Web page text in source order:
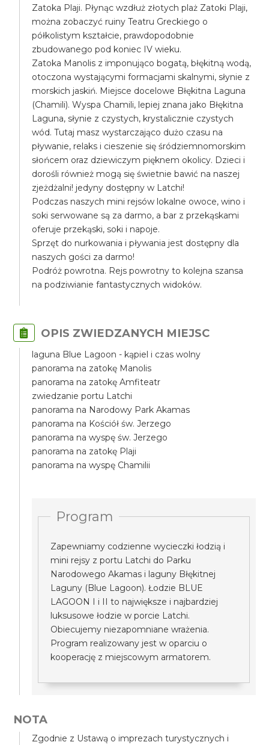
Zatoka Plaji. Płynąc wzdłuż złotych plaż Zatoki Plaji,
można zobaczyć ruiny Teatru Greckiego o
półkolistym kształcie, prawdopodobnie
zbudowanego pod koniec IV wieku.
Zatoka Manolis z imponująco bogatą, błękitną wodą,
otoczona wystającymi formacjami skalnymi, słynie z
morskich jaskiń. Miejsce docelowe Błękitna Laguna
(Chamili). Wyspa Chamili, lepiej znana jako Błękitna
Laguna, słynie z czystych, krystalicznie czystych
wód. Tutaj masz wystarczająco dużo czasu na
pływanie, relaks i cieszenie się śródziemnomorskim
słońcem oraz dziewiczym pięknem okolicy. Dzieci i
dorośli również mogą się świetnie bawić na naszej
zjeżdżalni! jedyny dostępny w Latchi!
Podczas naszych mini rejsów lokalne owoce, wino i
soki serwowane są za darmo, a bar z przekąskami
oferuje przekąski, soki i napoje.
Sprzęt do nurkowania i pływania jest dostępny dla
naszych gości za darmo!
Podróż powrotna. Rejs powrotny to kolejna szansa
na podziwianie fantastycznych widoków.
OPIS ZWIEDZANYCH MIEJSC
laguna Blue Lagoon - kąpiel i czas wolny
panorama na zatokę Manolis
panorama na zatokę Amfiteatr
zwiedzanie portu Latchi
panorama na Narodowy Park Akamas
panorama na Kościół św. Jerzego
panorama na wyspę św. Jerzego
panorama na zatokę Plaji
panorama na wyspę Chamilii
Program
Zapewniamy codzienne wycieczki łodzią i
mini rejsy z portu Latchi do Parku
Narodowego Akamas i laguny Błękitnej
Laguny (Blue Lagoon). Łodzie BLUE
LAGOON I i II to największe i najbardziej
luksusowe łodzie w porcie Latchi.
Obiecujemy niezapomniane wrażenia.
Program realizowany jest w oparciu o
kooperację z miejscowym armatorem.
NOTA
Zgodnie z Ustawą o imprezach turystycznych i